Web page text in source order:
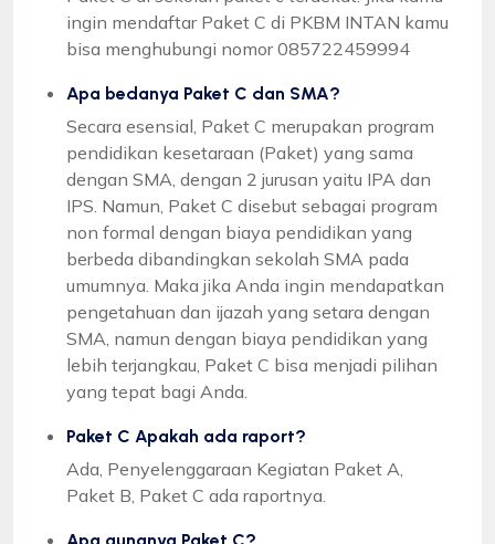
ingin mendaftar Paket C di PKBM INTAN kamu
bisa menghubungi nomor 085722459994
Apa bedanya Paket C dan SMA?
Secara esensial, Paket C merupakan program
pendidikan kesetaraan (Paket) yang sama
dengan SMA, dengan 2 jurusan yaitu IPA dan
IPS. Namun, Paket C disebut sebagai program
non formal dengan biaya pendidikan yang
berbeda dibandingkan sekolah SMA pada
umumnya. Maka jika Anda ingin mendapatkan
pengetahuan dan ijazah yang setara dengan
SMA, namun dengan biaya pendidikan yang
lebih terjangkau, Paket C bisa menjadi pilihan
yang tepat bagi Anda.
Paket C Apakah ada raport?
Ada, Penyelenggaraan Kegiatan Paket A,
Paket B, Paket C ada raportnya.
Apa gunanya Paket C?